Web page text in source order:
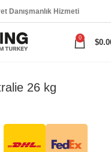
Danışmanlık Hizmeti
0
$
26 kg